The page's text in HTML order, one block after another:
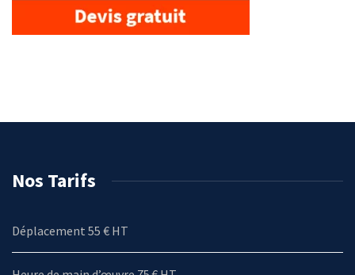
Nos Tarifs
Déplacement 55 € HT